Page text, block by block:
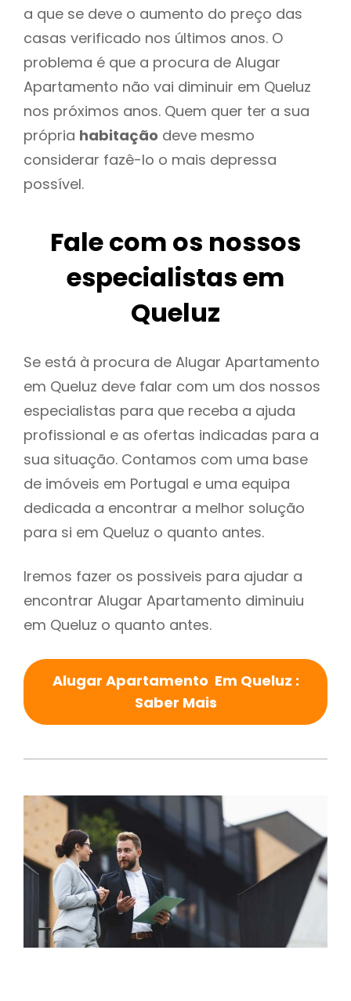
a que se deve o aumento do preço das
casas verificado nos últimos anos. O
problema é que a procura de Alugar
Apartamento não vai diminuir em Queluz
nos próximos anos. Quem quer ter a sua
própria habitação deve mesmo
considerar fazê-lo o mais depressa
possível.
Fale com os nossos
especialistas em
Queluz
Se está à procura de Alugar Apartamento
em Queluz deve falar com um dos nossos
especialistas para que receba a ajuda
profissional e as ofertas indicadas para a
sua situação. Contamos com uma base
de imóveis em Portugal e uma equipa
dedicada a encontrar a melhor solução
para si em Queluz o quanto antes.
Iremos fazer os possiveis para ajudar a
encontrar Alugar Apartamento diminuiu
em Queluz o quanto antes.
Alugar Apartamento Em Queluz :
Saber Mais